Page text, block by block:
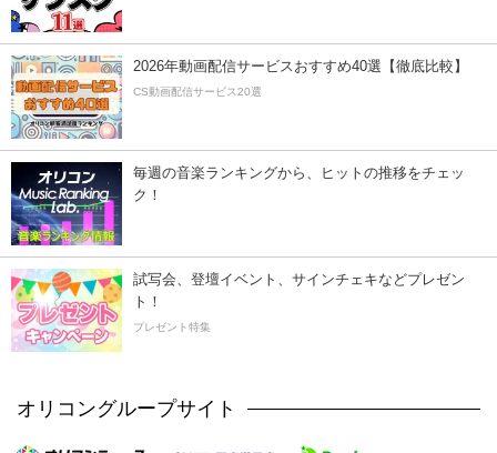
2026年動画配信サービスおすすめ40選【徹底比較】
CS動画配信サービス20選
毎週の音楽ランキングから、ヒットの推移をチェッ
ク！
試写会、登壇イベント、サインチェキなどプレゼン
ト！
プレゼント特集
オリコングループサイト